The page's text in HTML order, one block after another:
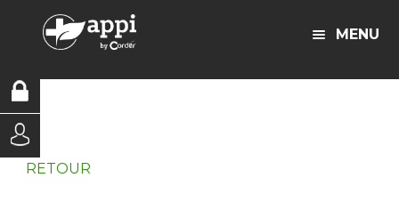
MENU
RETOUR